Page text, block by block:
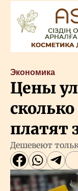
Экономика
Цены
платят
Дешевеют